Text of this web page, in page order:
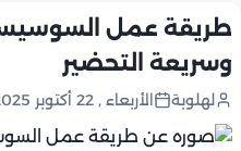
طريقة عمل
وسريعة التحضير
لهلوبة الأربعاء , 22 أكتوبر 2025 ,8:21 ص